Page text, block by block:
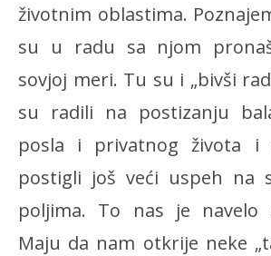
životnim oblastima.
su u radu sa njom
sovjoj meri. Tu su i „bivši
su radili na postizanju
posla i privatnog života i
postigli još veći uspeh na
poljima. To nas je navelo
Maju da nam otkrije neke